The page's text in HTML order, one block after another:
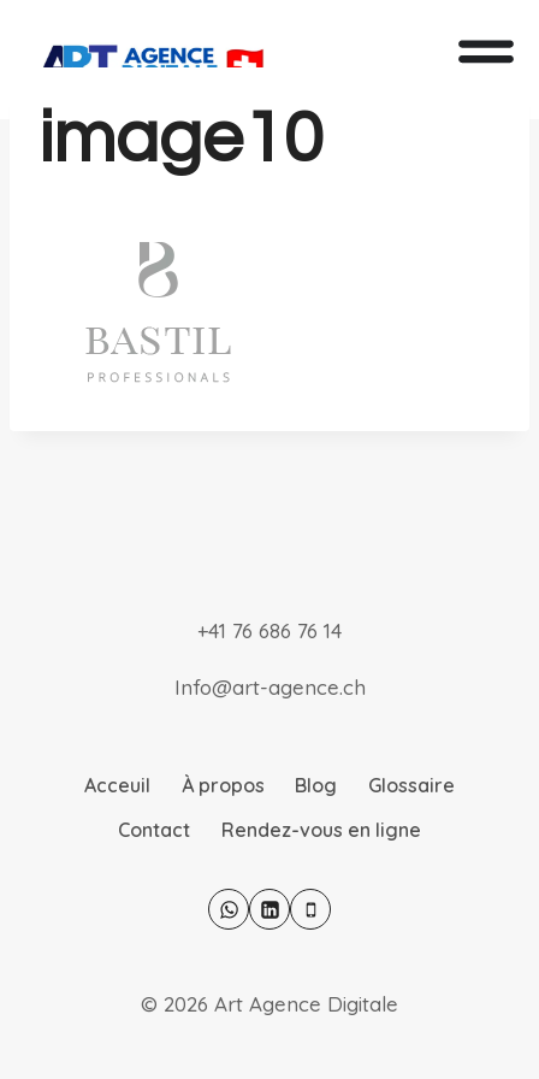
image10
+41 76 686 76 14
Info@art-agence.ch
Acceuil À propos Blog
Glossaire
Contact
Rendez-vous en ligne
© 2026 Art Agence Digitale